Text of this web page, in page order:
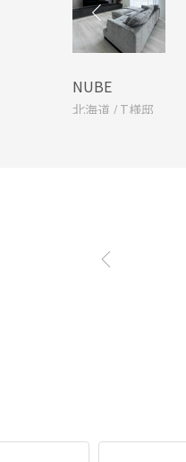
NUBE
北海道 / T様邸